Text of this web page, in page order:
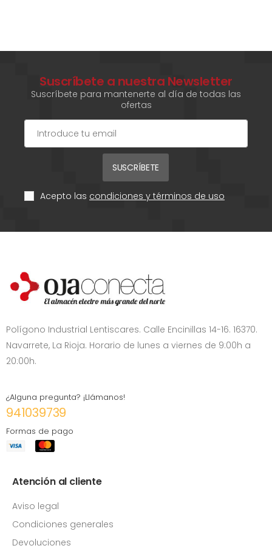
Suscríbete a nuestra Newsletter
Suscríbete para mantenerte al día de todas las
ofertas
SUSCRÍBETE
Acepto las condiciones y términos de uso
Polígono Industrial Lentiscares. Calle Encinillas 14-16. 16370.
Navarrete, La Rioja. Horario de lunes a viernes de 9:00h a
20:00h.
¿Alguna pregunta? ¡Llámanos!
941039739
Formas de pago
Atención al cliente
Aviso legal
Condiciones generales
Devoluciones